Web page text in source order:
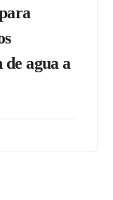
de agua a